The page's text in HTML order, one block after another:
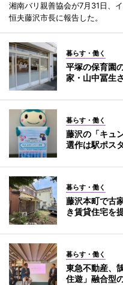
湘南バリ親善協会が7月31日、
恒夫藤沢市長に報告した。
暮らす・働く
平塚の保育園
家・山中冨生
暮らす・働く
藤沢の「キュ
選作は駅ポス
暮らす・働く
藤沢本町で古
き賃貸住宅を
暮らす・働く
東急不動産、
住遊」融合型